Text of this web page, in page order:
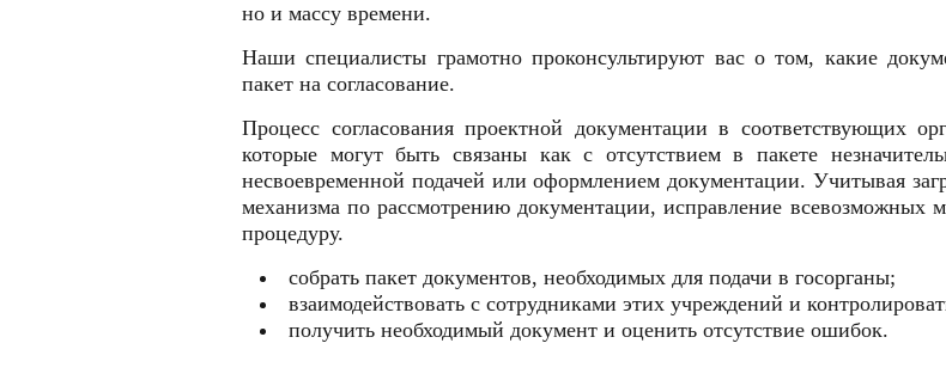
но и массу времени.
Наши специалисты грамотно проконсультируют вас о том, какие
пакет на согласование.
Процесс согласования проектной документации в соответствующих
которые могут быть связаны как с отсутствием в пакете
несвоевременной подачей или оформлением документации. Учитывая
механизма по рассмотрению документации, исправление всевозможных
процедуру.
собрать пакет документов, необходимых для подачи в госорганы;
взаимодействовать с сотрудниками этих учреждений и
получить необходимый документ и оценить отсутствие ошибок.